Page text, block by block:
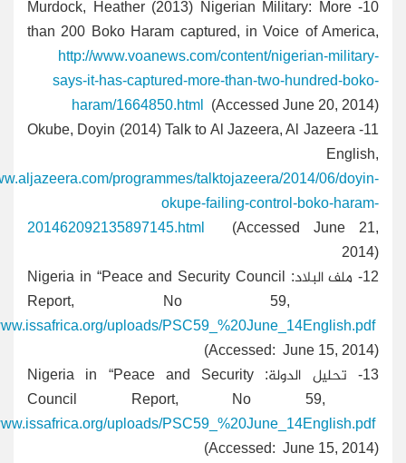
10
- Murdock, Heather (2013) Nigerian Military: More
than 200 Boko Haram captured, in Voice of America,
http://www.voanews.com/content/nigerian-military-
says-it-has-captured-more-than-two-hundred-boko-
haram/1664850.html
(Accessed June 20, 2014)
11
- Okube, Doyin (2014) Talk to Al Jazeera, Al Jazeera
English,
programmes/talktojazeera/2014/06/doyin-
okupe-failing-control-boko-haram-
201462092135897145.html
(Accessed June 21,
2014)
12-
ملف البلاد: Nigeria in “Peace and Security Council
Report, No 59,
uploads/PSC59_%20June_14English.pdf
(Accessed: June 15, 2014)
13-
تحليل الدولة: Nigeria in “Peace and Security
Council Report, No 59,
uploads/PSC59_%20June_14English.pdf
(Accessed: June 15, 2014)